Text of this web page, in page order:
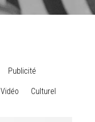
Publicité
Vidéo Culturel